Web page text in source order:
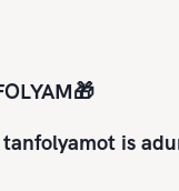
is